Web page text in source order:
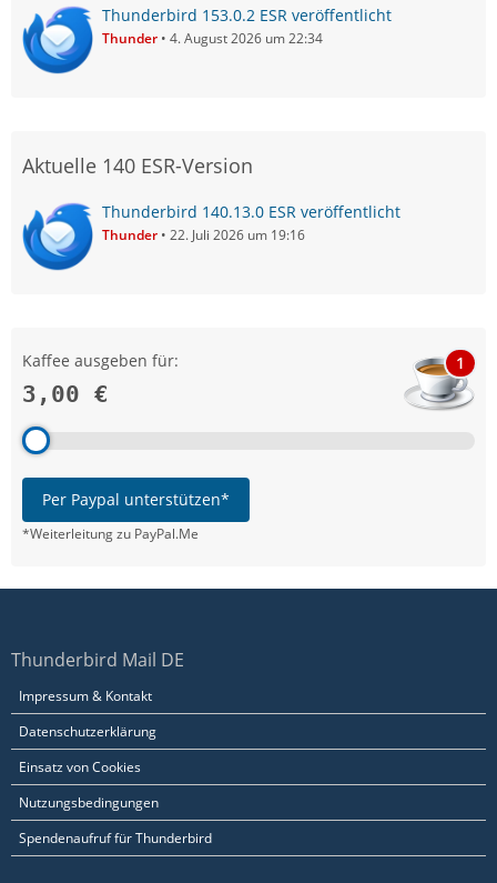
Thunderbird 153.0.2 ESR veröffentlicht
Thunder 4. August 2026 um 22:34
Aktuelle 140 ESR-Version
Thunderbird 140.13.0 ESR veröffentlicht
Thunder 22. Juli 2026 um 19:16
Kaffee ausgeben für:
3,00 €
1
Per Paypal unterstützen*
*Weiterleitung zu PayPal.Me
Thunderbird Mail DE
Impressum & Kontakt
Datenschutzerklärung
Einsatz von Cookies
Nutzungsbedingungen
Spendenaufruf für Thunderbird